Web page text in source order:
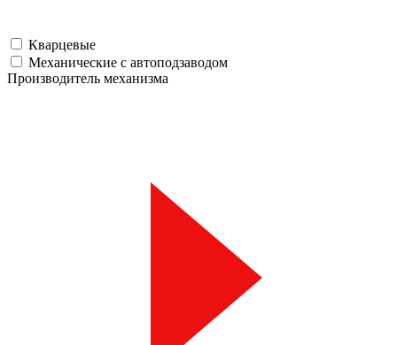
Кварцевые
Механические с автоподзаводом
Производитель механизма